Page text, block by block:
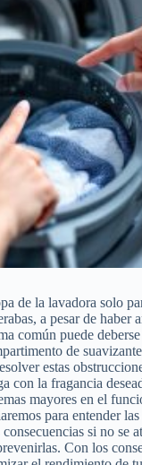
de la lavadora solo
a pesar de haber
común puede deberse
de
estas
con la fragancia
mayores en el
para entender las
si no se
Con los